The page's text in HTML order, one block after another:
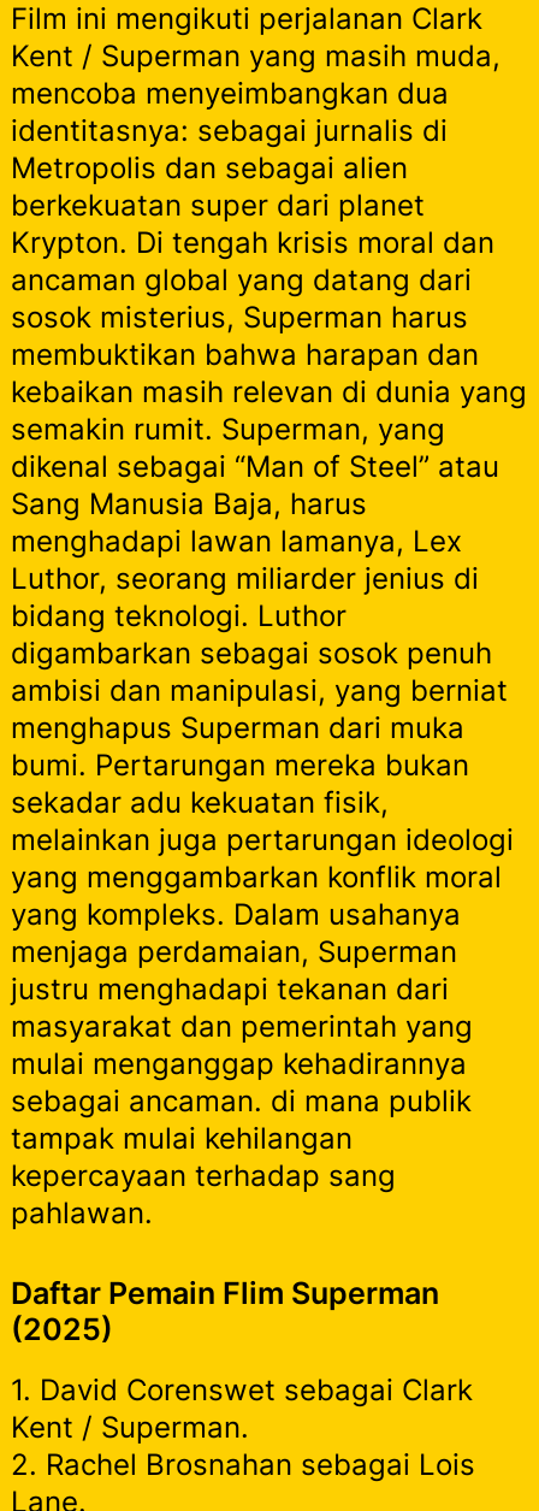
Film ini mengikuti perjalanan Clark
Kent / Superman yang masih muda,
mencoba menyeimbangkan dua
identitasnya: sebagai jurnalis di
Metropolis dan sebagai alien
berkekuatan super dari planet
Krypton. Di tengah krisis moral dan
ancaman global yang datang dari
sosok misterius, Superman harus
membuktikan bahwa harapan dan
kebaikan masih relevan di dunia yang
semakin rumit. Superman, yang
dikenal sebagai “Man of Steel” atau
Sang Manusia Baja, harus
menghadapi lawan lamanya, Lex
Luthor, seorang miliarder jenius di
bidang teknologi. Luthor
digambarkan sebagai sosok penuh
ambisi dan manipulasi, yang berniat
menghapus Superman dari muka
bumi. Pertarungan mereka bukan
sekadar adu kekuatan fisik,
melainkan juga pertarungan ideologi
yang menggambarkan konflik moral
yang kompleks. Dalam usahanya
menjaga perdamaian, Superman
justru menghadapi tekanan dari
masyarakat dan pemerintah yang
mulai menganggap kehadirannya
sebagai ancaman. di mana publik
tampak mulai kehilangan
kepercayaan terhadap sang
pahlawan.
Daftar Pemain Flim Superman
(2025)
1. David Corenswet sebagai Clark
Kent / Superman.
2. Rachel Brosnahan sebagai Lois
Lane.